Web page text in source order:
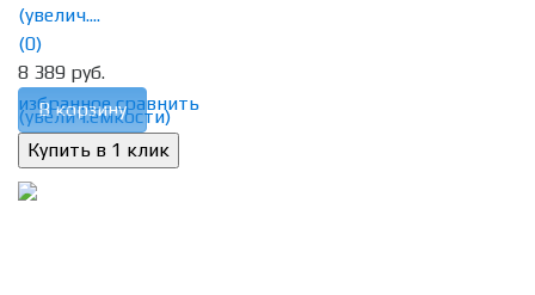
избранное сравнить
(увелич....
(0)
8 389 руб.
В корзину